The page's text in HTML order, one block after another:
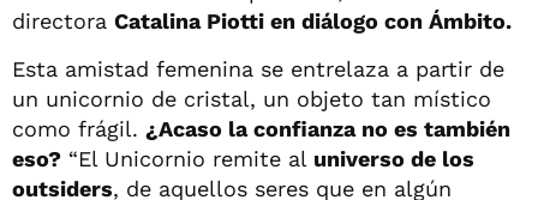
directora Catalina Piotti en diálogo con Ámbito.
Esta amistad femenina se entrelaza a partir de
un unicornio de cristal, un objeto tan místico
como frágil. ¿Acaso la confianza no es también
eso? “El Unicornio remite al universo de los
outsiders, de aquellos seres que en algún